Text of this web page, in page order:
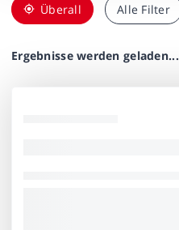
Überall Alle Filter
Ergebnisse werden geladen...